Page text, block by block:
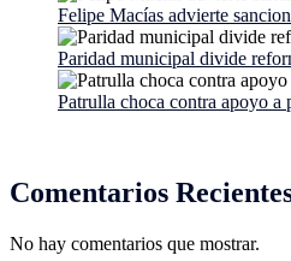
Felipe Macías advierte
Paridad municipal divide
Patrulla choca contra apoyo
Comentarios
No hay comentarios que mostrar.